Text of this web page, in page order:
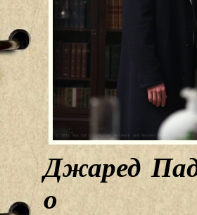
Джаред
о